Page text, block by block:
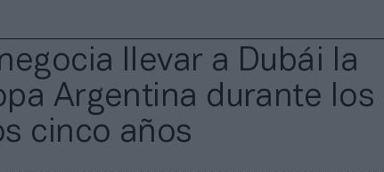
llevar a Dubái la
Argentina durante los
cinco años